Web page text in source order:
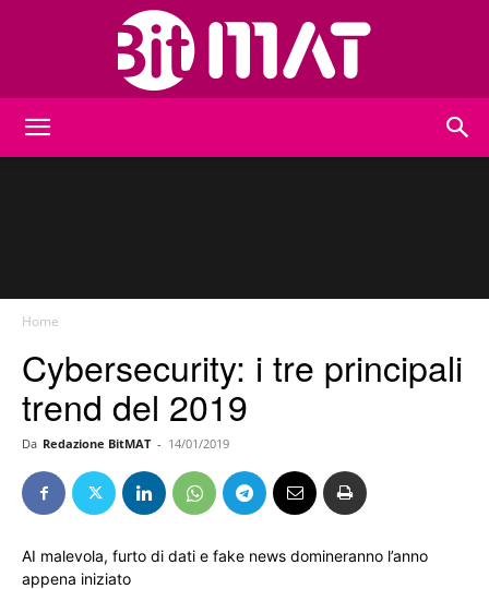
Home
Cybersecurity: i tre principali
trend del 2019
Da Redazione BitMAT - 14/01/2019
AI malevola, furto di dati e fake news domineranno l’anno
appena iniziato